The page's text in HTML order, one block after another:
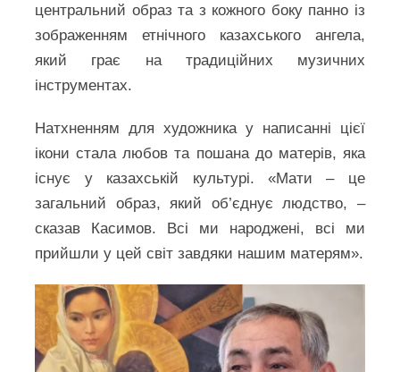
центральний образ та з кожного боку панно із
зображенням етнічного казахського ангела,
який грає на традиційних музичних
інструментах.
Натхненням для художника у написанні цієї
ікони стала любов та пошана до матерів, яка
існує у казахській культурі. «Мати – це
загальний образ, який об’єднує людство, –
сказав Касимов. Всі ми народжені, всі ми
прийшли у цей світ завдяки нашим матерям».